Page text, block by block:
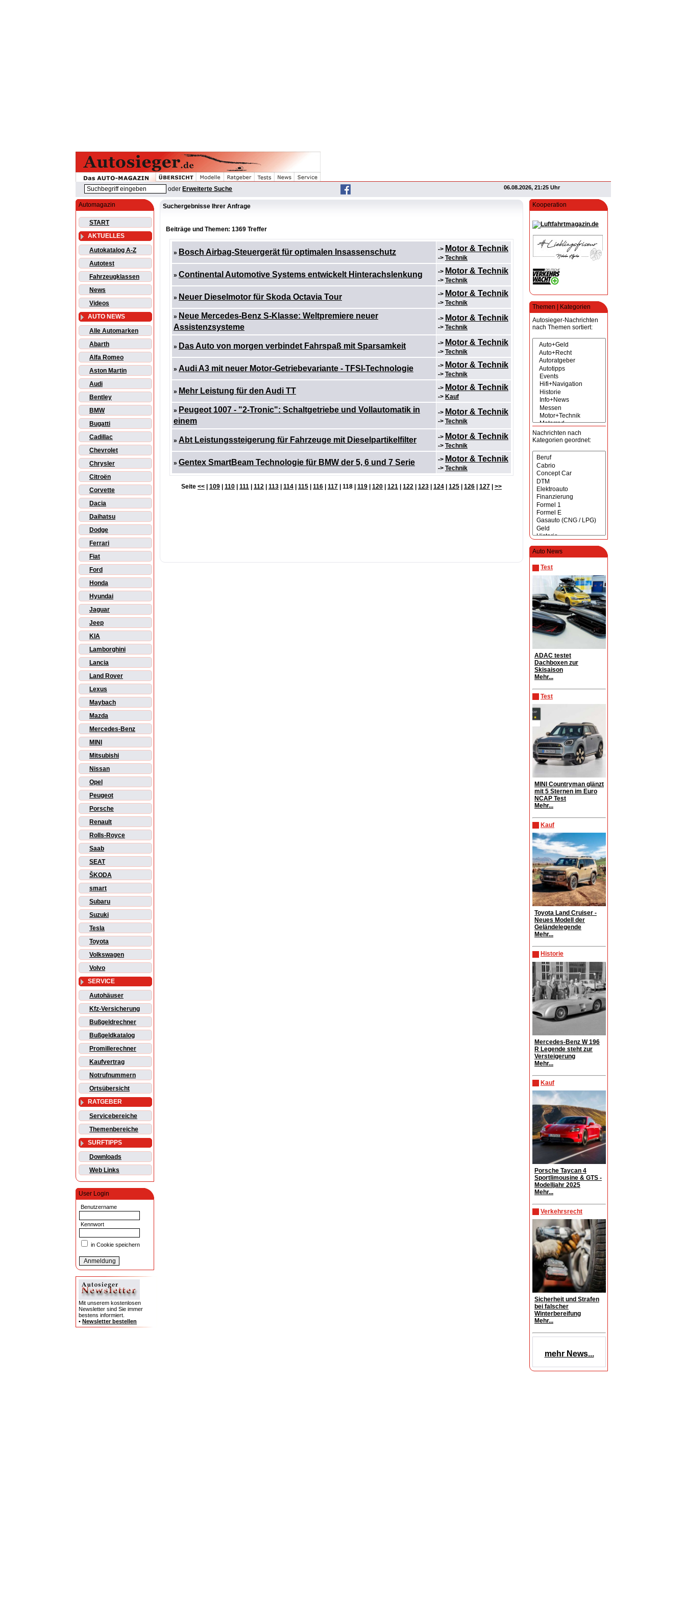
oder Erweiterte Suche 06.08.2026, 21:25 Uhr
Automagazin
START
AKTUELLES
Autokatalog A-Z
Autotest
Fahrzeugklassen
News
Videos
AUTO NEWS
Alle Automarken
Abarth
Alfa Romeo
Aston Martin
Audi
Bentley
BMW
Bugatti
Cadillac
Chevrolet
Chrysler
Citroën
Corvette
Dacia
Daihatsu
Dodge
Ferrari
Fiat
Ford
Honda
Hyundai
Jaguar
Jeep
KIA
Lamborghini
Lancia
Land Rover
Lexus
Maybach
Mazda
Mercedes-Benz
MINI
Mitsubishi
Nissan
Opel
Peugeot
Porsche
Renault
Rolls-Royce
Saab
SEAT
ŠKODA
smart
Subaru
Suzuki
Tesla
Toyota
Volkswagen
Volvo
SERVICE
Autohäuser
Kfz-Versicherung
Bußgeldrechner
Bußgeldkatalog
Promillerechner
Kaufvertrag
Notrufnummern
Ortsübersicht
RATGEBER
Servicebereiche
Themenbereiche
SURFTIPPS
Downloads
Web Links
User Login
Benutzername
Kennwort
in Cookie speichern
Mit unserem kostenlosen
Newsletter sind Sie immer
bestens informiert.
• Newsletter bestellen
Kooperation
Themen | Kategorien
Autosieger-Nachrichten
nach Themen sortiert:
Nachrichten nach
Kategorien geordnet:
Auto News
Test
ADAC testet
Dachboxen zur
Skisaison
Mehr...
Test
MINI Countryman glänzt
mit 5 Sternen im Euro
NCAP Test
Mehr...
Kauf
Toyota Land Cruiser -
Neues Modell der
Geländelegende
Mehr...
Historie
Mercedes-Benz W 196
R Legende steht zur
Versteigerung
Mehr...
Kauf
Porsche Taycan 4
Sportlimousine & GTS -
Modelljahr 2025
Mehr...
Verkehrsrecht
Sicherheit und Strafen
bei falscher
Winterbereifung
Mehr...
mehr News...
Suchergebnisse Ihrer Anfrage
Beiträge und Themen: 1369 Treffer
» Bosch Airbag-Steuergerät für optimalen Insassenschutz -> Motor & Technik
-> Technik
» Continental Automotive Systems entwickelt Hinterachslenkung -> Motor & Technik
-> Technik
» Neuer Dieselmotor für Skoda Octavia Tour -> Motor & Technik
-> Technik
» Neue Mercedes-Benz S-Klasse: Weltpremiere neuer
Assistenzsysteme
-> Motor & Technik
-> Technik
» Das Auto von morgen verbindet Fahrspaß mit Sparsamkeit -> Motor & Technik
-> Technik
» Audi A3 mit neuer Motor-Getriebevariante - TFSI-Technologie -> Motor & Technik
-> Technik
» Mehr Leistung für den Audi TT -> Motor & Technik
-> Kauf
» Peugeot 1007 - "2-Tronic": Schaltgetriebe und Vollautomatik in
einem
-> Motor & Technik
-> Technik
» Abt Leistungssteigerung für Fahrzeuge mit Dieselpartikelfilter -> Motor & Technik
-> Technik
» Gentex SmartBeam Technologie für BMW der 5, 6 und 7 Serie -> Motor & Technik
-> Technik
Seite << 109 110 111 112 113 114 115 116 117 | 118 | 119 120 121 122 123 124 125 126 127 >>